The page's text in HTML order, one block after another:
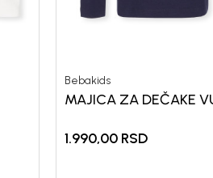
Bebakids
MAJICA ZA DEČAKE
1.990,00 RSD